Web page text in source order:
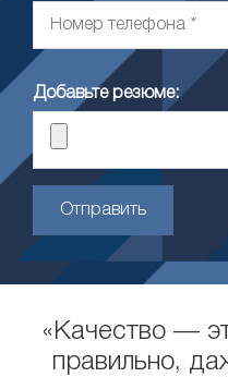
Добавьте резюме:
Отправить
«Качество —
правильно,